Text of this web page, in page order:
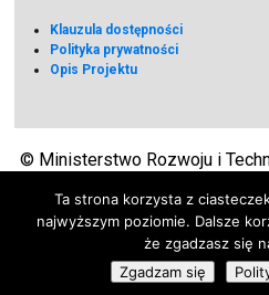
Klauzula dostępności
Polityka prywatności
Opis Projektu
© Ministerstwo Rozwoju i
Ta strona korzysta z
najwyższym poziomie. Dalsze
że zgadzasz się
Zgadzam się